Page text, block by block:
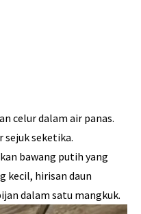
celur dalam air panas.
sejuk seketika.
bawang putih yang
kecil, hirisan daun
dalam satu mangkuk.